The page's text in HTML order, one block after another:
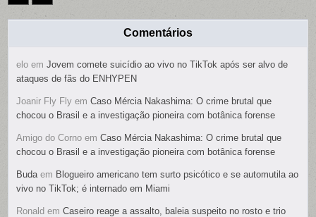
Comentários
elo emJovem comete suicídio ao vivo no TikTok após ser alvo de
ataques de fãs do ENHYPEN
Joanir Fly Fly emCaso Mércia Nakashima: O crime brutal que
chocou o Brasil e a investigação pioneira com botânica forense
Amigo do Corno emCaso Mércia Nakashima: O crime brutal que
chocou o Brasil e a investigação pioneira com botânica forense
Buda em Blogueiro americano tem surto psicótico e se automutila ao
vivo no TikTok; é internado em Miami
Ronald emCaseiro reage a assalto, baleia suspeito no rosto e trio